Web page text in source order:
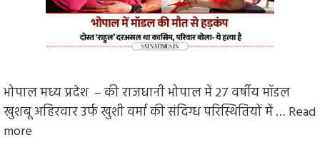
भोपाल मध्य प्रदेश – की राजधानी भोपाल में 27 वर्षीय मॉडल
खुशबू अहिरवार उर्फ खुशी वर्मा की संदिग्ध परिस्थितियों में … Read
more